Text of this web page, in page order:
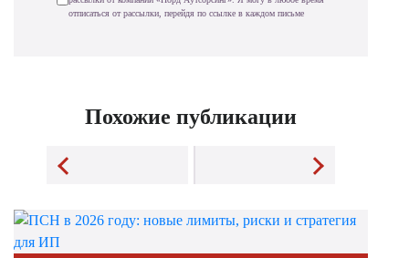
отписаться от рассылки, перейдя по ссылке в каждом письме
Похожие публикации